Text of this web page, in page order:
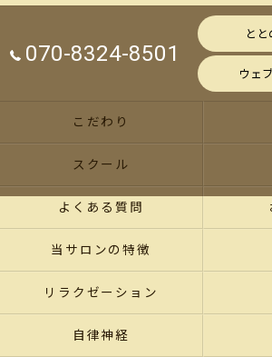
070-8324-8501
と
ウェ
こだわり
スクール
よくある質問
当サロンの特徴
リラクゼーション
自律神経